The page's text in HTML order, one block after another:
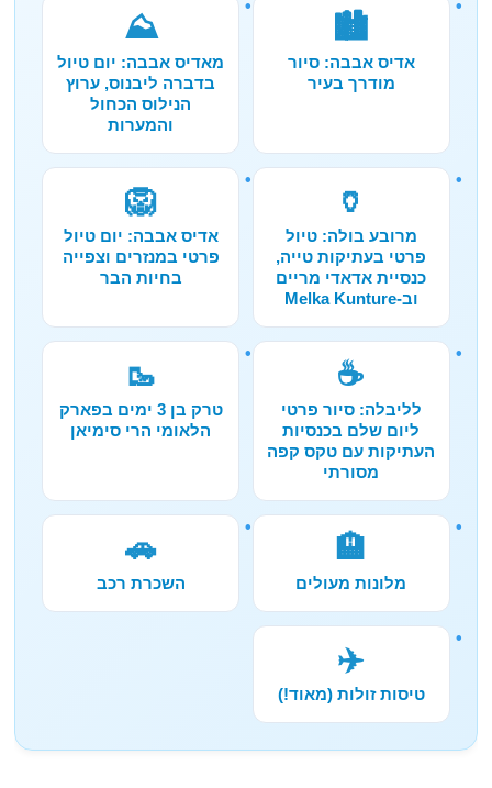
🏙️
אדיס אבבה: סיור
מודרך בעיר
⛰️
מאדיס אבבה: יום טיול
בדברה ליבנוס, ערוץ
הנילוס הכחול
והמערות
🏺
מרובע בולה: טיול
פרטי בעתיקות טייה,
כנסיית אדאדי מריים
וב-Melka Kunture
🦁
אדיס אבבה: יום טיול
פרטי במנזרים וצפייה
בחיות הבר
☕
לליבלה: סיור פרטי
ליום שלם בכנסיות
העתיקות עם טקס קפה
מסורתי
🥾
טרק בן 3 ימים בפארק
הלאומי הרי סימיאן
🏨
מלונות מעולים
🚗
השכרת רכב
✈️
טיסות זולות (מאוד!)